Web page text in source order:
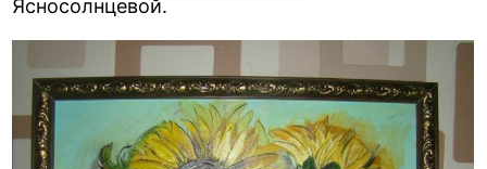
Ясносолнцевой.